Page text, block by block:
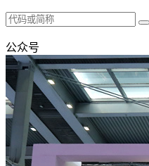
公众号